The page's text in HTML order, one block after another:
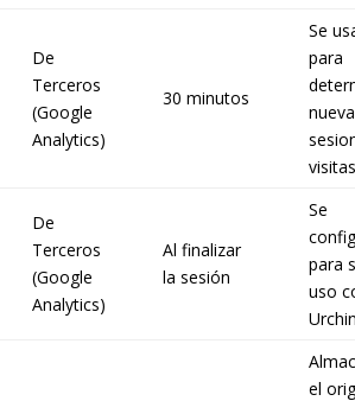
De
Terceros
(Google
Analytics)
30 minutos
Se
para
visitas
De
Terceros
(Google
Analytics)
Al finalizar
la sesión
Se
para
uso
el